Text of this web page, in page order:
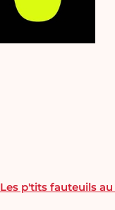
Les p'tits fauteuils